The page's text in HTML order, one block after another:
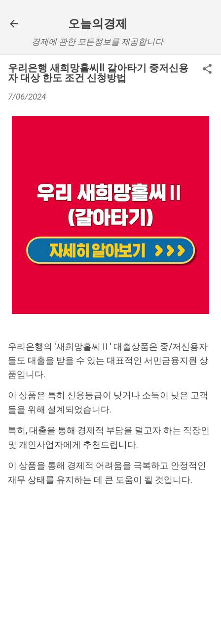
오늘의경제
경제에 관한 모든정보를 제공합니다
우리은행 새희망홀씨Ⅱ 갈아타기 중저신용
자 대상 한도 조건 신청방법
7/06/2024
우리은행의 '새희망홀씨Ⅱ' 대출상품은 중/저신용자
들도 대출을 받을 수 있는 대표적인 서민금융지원 상
품입니다.
이 상품은 특히 신용등급이 낮거나 소득이 낮은 고객
들을 위해 설계되었습니다.
특히, 대출을 통해 경제적 부담을 덜고자 하는 직장인
및 개인사업자에게 추천드립니다.
이 상품을 통해 경제적 어려움을 극복하고 안정적인
재무 상태를 유지하는 데 큰 도움이 될 것입니다.